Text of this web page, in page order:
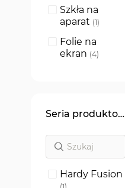
Szkła na
aparat 1
produkt
Folie na
ekran 4
produkty
Seria produktowa
Hardy Fusion
produkt